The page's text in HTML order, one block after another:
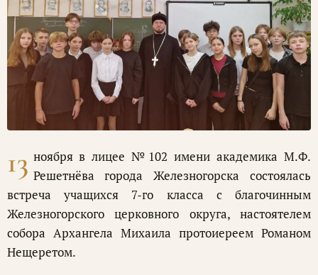
13 ноября в лицее №102 имени академика М.Ф.
Решетнёва города Железногорска состоялась
встреча учащихся 7-го класса с благочинным
Железногорского церковного округа, настоятелем
собора Архангела Михаила протоиереем Романом
Нещеретом.